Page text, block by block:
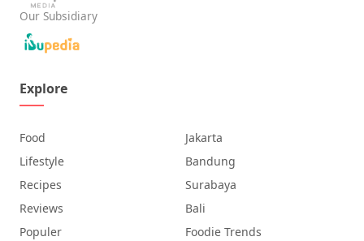
Our Subsidiary
Explore
Food
Lifestyle
Recipes
Reviews
Populer
Jakarta
Bandung
Surabaya
Bali
Foodie Trends